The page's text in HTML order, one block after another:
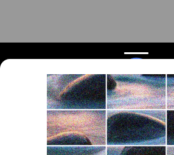
Поиск запчастей
Для автокомпаний
О